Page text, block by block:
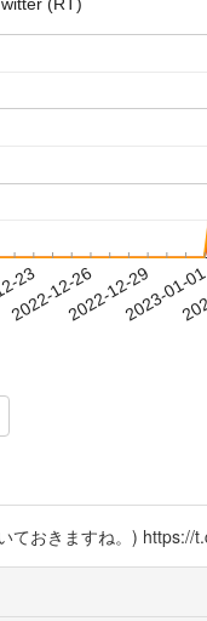
23
2022-12-262022-12-292023-01-
ておきますね。) https://